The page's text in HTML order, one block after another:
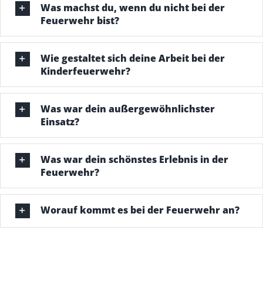
Was machst du, wenn du nicht bei der
Feuerwehr bist?
Wie gestaltet sich deine Arbeit bei der
Kinderfeuerwehr?
Was war dein außergewöhnlichster
Einsatz?
Was war dein schönstes Erlebnis in der
Feuerwehr?
Worauf kommt es bei der Feuerwehr an?